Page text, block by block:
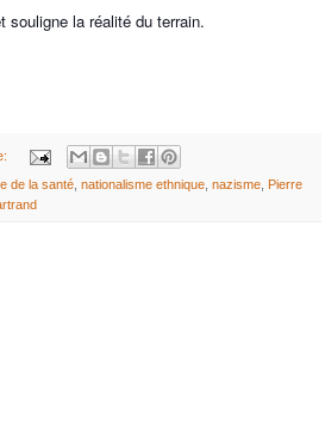
souligne la réalité du terrain.
de la santé nationalisme ethnique nazisme
Pierre